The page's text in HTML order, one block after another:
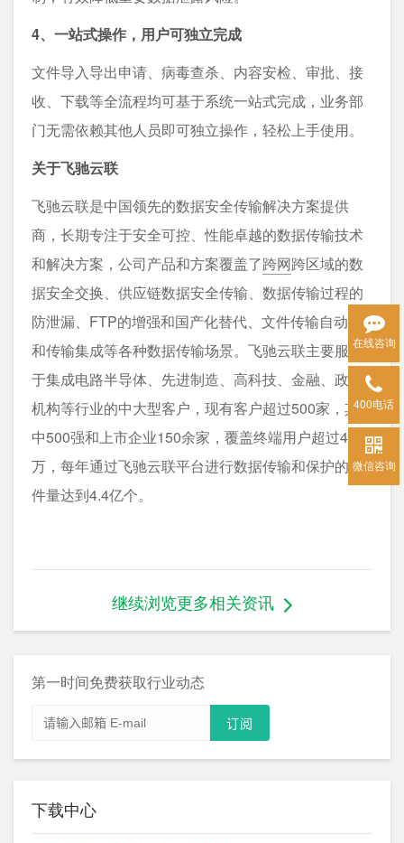
4、一站式操作，用户可独立完成
文件导入导出申请、病毒查杀、内容安检、审批、接
收、下载等全流程均可基于系统一站式完成，业务部
门无需依赖其他人员即可独立操作，轻松上手使用。
关于飞驰云联
飞驰云联是中国领先的数据安全传输解决方案提供
商，长期专注于安全可控、性能卓越的数据传输技术
和解决方案，公司产品和方案覆盖了跨网跨区域的数
据安全交换、供应链数据安全传输、数据传输过程的
防泄漏、FTP的增强和国产化替代、文件传输自动化
和传输集成等各种数据传输场景。飞驰云联主要服务
于集成电路半导体、先进制造、高科技、金融、政府
机构等行业的中大型客户，现有客户超过500家，其
中500强和上市企业150余家，覆盖终端用户超过40
万，每年通过飞驰云联平台进行数据传输和保护的文
件量达到4.4亿个。
继续浏览更多相关资讯
第一时间免费获取行业动态
下载中心
在线咨询
400电话
微信咨询